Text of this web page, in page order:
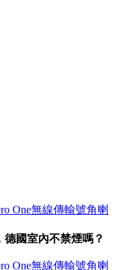
國室內不禁煙嗎？